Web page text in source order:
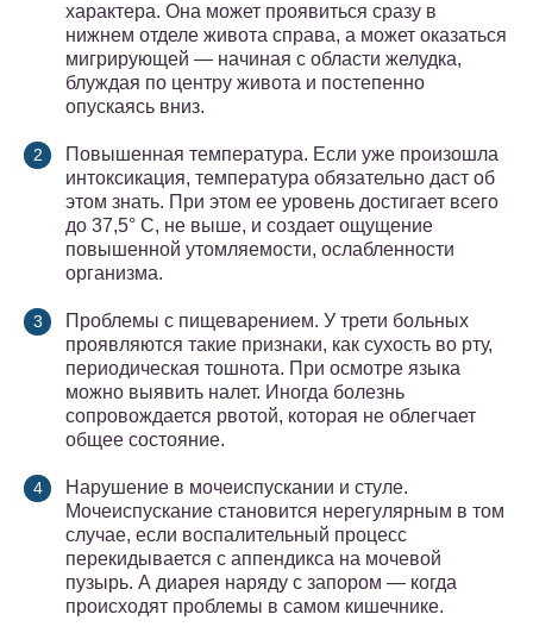
характера. Она может проявиться сразу в
нижнем отделе живота справа, а может оказаться
мигрирующей — начиная с области желудка,
блуждая по центру живота и постепенно
опускаясь вниз.
Повышенная температура. Если уже произошла
интоксикация, температура обязательно даст об
этом знать. При этом ее уровень достигает всего
до 37,5° С, не выше, и создает ощущение
повышенной утомляемости, ослабленности
организма.
Проблемы с пищеварением. У трети больных
проявляются такие признаки, как сухость во рту,
периодическая тошнота. При осмотре языка
можно выявить налет. Иногда болезнь
сопровождается рвотой, которая не облегчает
общее состояние.
Нарушение в мочеиспускании и стуле.
Мочеиспускание становится нерегулярным в том
случае, если воспалительный процесс
перекидывается с аппендикса на мочевой
пузырь. А диарея наряду с запором — когда
происходят проблемы в самом кишечнике.